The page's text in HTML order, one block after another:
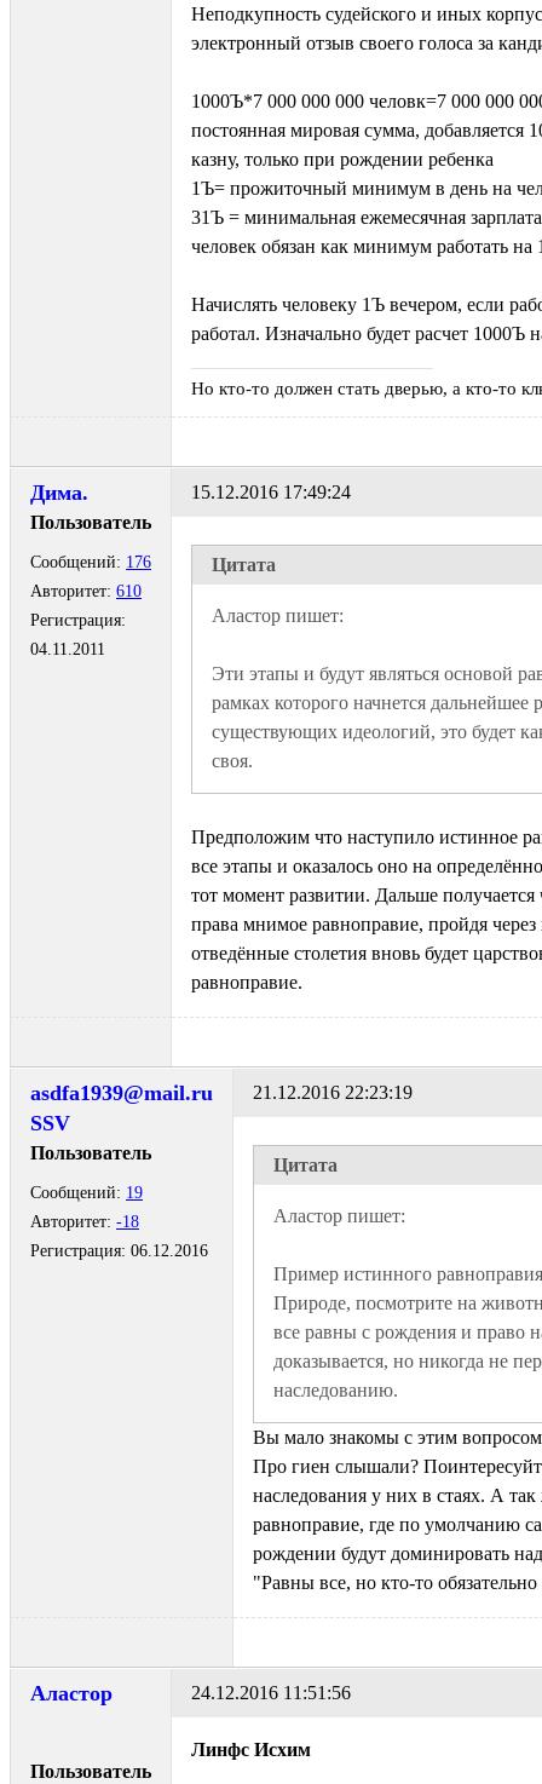
Неподкупность судейского и иных
электронный отзыв своего голоса за
1000Ъ*7 000 000 000 человк=7 000 000
постоянная мировая сумма, добавляется
казну, только при рождении ребенка
1Ъ= прожиточный минимум в день на
31Ъ = минимальная ежемесячная
человек обязан как минимум работать на
Начислять человеку 1Ъ вечером, если
работал. Изначально будет расчет 1000Ъ
Но кто-то должен стать дверью, а кто-то
Дима.
Пользователь
Сообщений: 176
Авторитет: 610
Регистрация:
04.11.2011
15.12.2016 17:49:24
Цитата
Эти этапы и будут являться основой
рамках которого начнется дальнейшее
существующих идеологий, это будет
своя.
Предположим что наступило истинное
все этапы и оказалось оно на
тот момент развитии. Дальше получается
права мнимое равноправие, пройдя через
отведённые столетия вновь будет
равноправие.
asdfa1939@mail.ru
SSV
Пользователь
Сообщений: 19
Авторитет: -18
Регистрация: 06.12.2016
21.12.2016 22:23:19
Цитата
Пример истинного
Природе, посмотрите на
все равны с рождения и право
доказывается, но никогда не
наследованию.
Вы мало знакомы с этим
Про гиен слышали?
наследования у них в стаях. А
равноправие, где по умолчанию
рождении будут доминировать
"Равны все, но кто-то
Аластор
Пользователь
24.12.2016 11:51:56
Линфс Исхим